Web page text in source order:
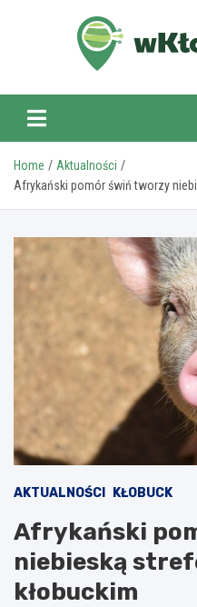
Home
Aktualności
Afrykański pomór świń tworzy
AKTUALNOŚCI KŁOBUCK
Afrykański
niebieską
kłobuckim